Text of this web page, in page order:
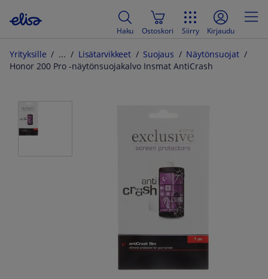
Haku Ostoskori Siirry Kirjaudu
Yrityksille Lisätarvikkeet Suojaus
Näytönsuojat
Honor 200 Pro -näytönsuojakalvo Insmat AntiCrash